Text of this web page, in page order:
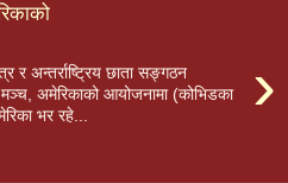
›
र अन्तर्राष्ट्रिय छाता सङ्गठन
मञ्च, अमेरिकाको आयोजनामा (कोभिडका
भर रहे...